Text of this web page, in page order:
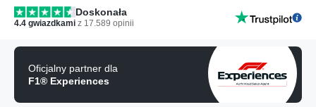
Doskonała
4.4 gwiazdkami z 17.589 opinii
Oficjalny partner dla
F1® Experiences